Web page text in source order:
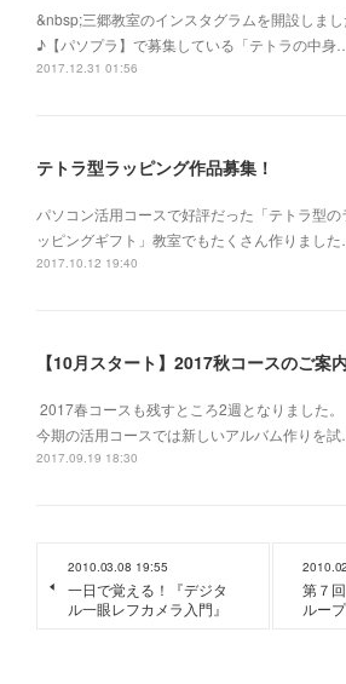
&nbsp;三郷教室のインスタグラムを開設しまし
♪【パソプラ】で募集している「テトラの中身…
2017.12.31 01:56
テトラ型ラッピング作品募集！
パソコン活用コースで好評だった「テトラ型の
ッピングギフト」教室でもたくさん作りました…
2017.10.12 19:40
【10月スタート】2017秋コースのご案
2017春コースも残すところ2週となりました。
今期の活用コースでは新しいアルバム作りを試…
2017.09.19 18:30
2010.03.08 19:55
一日で覚える！『デジタ
ル一眼レフカメラ入門』
第７
ルー